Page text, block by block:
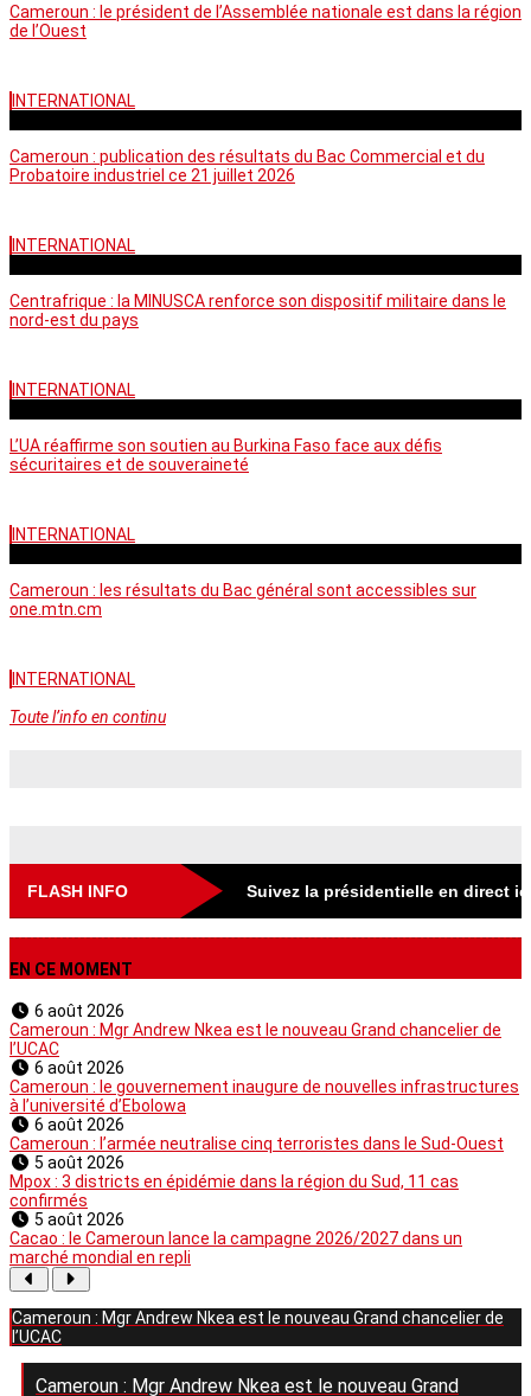
Cameroun : le président de l’Assemblée nationale est dans la région
de l’Ouest
INTERNATIONAL
Cameroun : publication des résultats du Bac Commercial et du
Probatoire industriel ce 21 juillet 2026
INTERNATIONAL
Centrafrique : la MINUSCA renforce son dispositif militaire dans le
nord-est du pays
INTERNATIONAL
L’UA réaffirme son soutien au Burkina Faso face aux défis
sécuritaires et de souveraineté
INTERNATIONAL
Cameroun : les résultats du Bac général sont accessibles sur
one.mtn.cm
INTERNATIONAL
Toute l’info en continu
FLASH INFO Suivez la présidentielle en direct
EN CE MOMENT
6 août 2026
Cameroun : Mgr Andrew Nkea est le nouveau Grand chancelier de
l’UCAC
6 août 2026
Cameroun : le gouvernement inaugure de nouvelles infrastructures
à l’université d’Ebolowa
6 août 2026
Cameroun : l’armée neutralise cinq terroristes dans le Sud-Ouest
5 août 2026
Mpox : 3 districts en épidémie dans la région du Sud, 11 cas
confirmés
5 août 2026
Cacao : le Cameroun lance la campagne 2026/2027 dans un
marché mondial en repli
Cameroun : Mgr Andrew Nkea est le nouveau Grand chancelier de
l’UCAC
Cameroun : Mgr Andrew Nkea est le nouveau Grand